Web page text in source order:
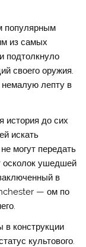
популярным
из самых
подтолкнуло
своего оружия.
лепту в
до сих
искать
могут передать
осколок ушедшей
в
— ом по
конструкции
культового.